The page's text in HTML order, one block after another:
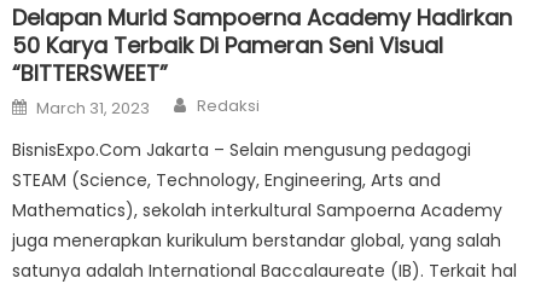
Delapan Murid Sampoerna Academy Hadirkan
50 Karya Terbaik Di Pameran Seni Visual
“BITTERSWEET”
Posted
on
March 31, 2023 Author
Redaksi
BisnisExpo.Com Jakarta – Selain mengusung pedagogi
STEAM (Science, Technology, Engineering, Arts and
Mathematics), sekolah interkultural Sampoerna Academy
juga menerapkan kurikulum berstandar global, yang salah
satunya adalah International Baccalaureate (IB). Terkait hal